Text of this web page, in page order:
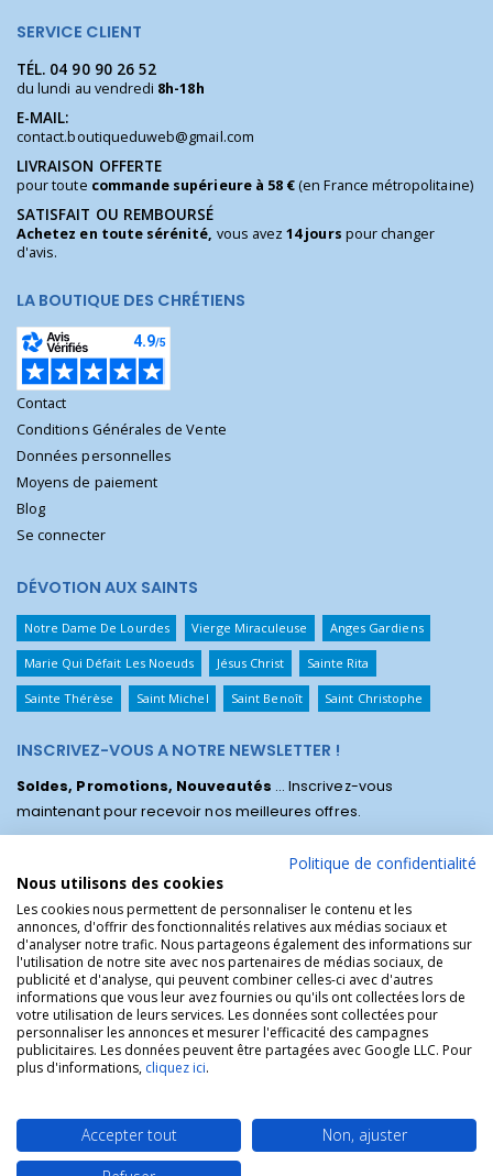
SERVICE CLIENT
TÉL. 04 90 90 26 52
du lundi au vendredi 8h-18h
E-MAIL:
contact.boutiqueduweb@gmail.com
LIVRAISON OFFERTE
pour toute commande supérieure à 58 €(en France métropolitaine)
SATISFAIT OU REMBOURSÉ
Achetez en toute sérénité, vous avez14 jours pour changer
d'avis.
LA BOUTIQUE DES CHRÉTIENS
Contact
Conditions Générales de Vente
Données personnelles
Moyens de paiement
Blog
Se connecter
DÉVOTION AUX SAINTS
Notre Dame De Lourdes Vierge Miraculeuse Anges Gardiens
Marie Qui Défait Les Noeuds Jésus Christ Sainte Rita
Sainte Thérèse Saint Michel Saint Benoît Saint Christophe
INSCRIVEZ-VOUS A NOTRE NEWSLETTER !
Soldes, Promotions, Nouveautés ... Inscrivez-vous
maintenant pour recevoir nos meilleures offres.
La Boutique des Chrétiens © | La boutique religieuse chrétienne de
référence !.
Politique de confidentialité
Nous utilisons des cookies
Les cookies nous permettent de personnaliser le contenu et les
annonces, d'offrir des fonctionnalités relatives aux médias sociaux et
d'analyser notre trafic. Nous partageons également des informations sur
l'utilisation de notre site avec nos partenaires de médias sociaux, de
publicité et d'analyse, qui peuvent combiner celles-ci avec d'autres
informations que vous leur avez fournies ou qu'ils ont collectées lors de
votre utilisation de leurs services. Les données sont collectées pour
personnaliser les annonces et mesurer l'efficacité des campagnes
publicitaires. Les données peuvent être partagées avec Google LLC. Pour
plus d'informations, cliquez ici.
Accepter tout
Non, ajuster